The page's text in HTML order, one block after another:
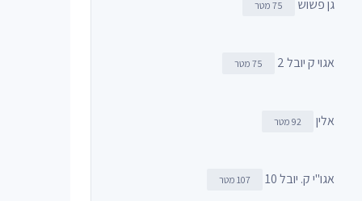
גן פשוש 75 מטר
אגוי ק יובל 2 75 מטר
אלין 92 מטר
אגו"י ק. יובל 10 107 מטר